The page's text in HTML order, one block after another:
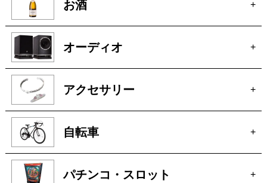
お酒 +
オーディオ +
アクセサリー +
自転車 +
パチンコ・スロット +